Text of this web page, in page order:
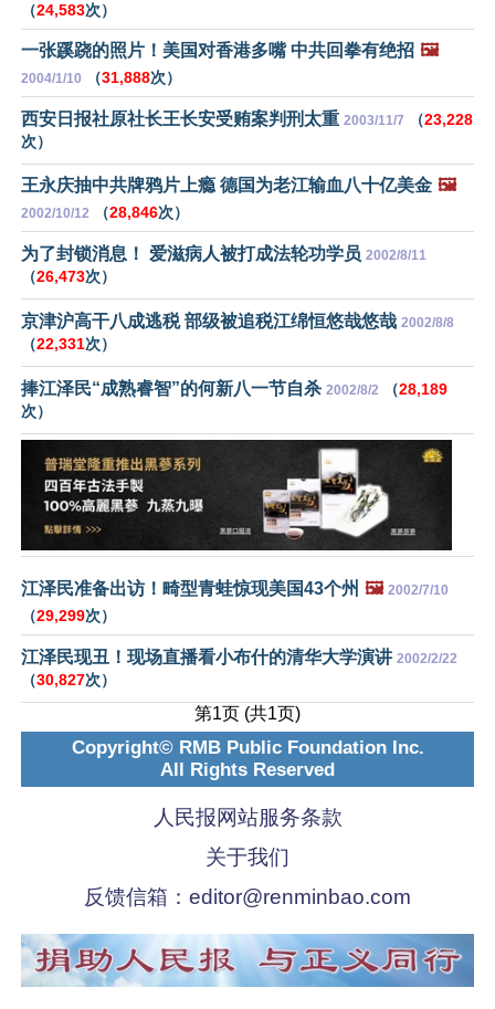
（24,583次）
一张蹊跷的照片！美国对香港多嘴 中共回拳有绝招 🖼️
2004/1/10 （31,888次）
西安日报社原社长王长安受贿案判刑太重 2003/11/7 （23,228
次）
王永庆抽中共牌鸦片上瘾 德国为老江输血八十亿美金 🖼️
2002/10/12 （28,846次）
为了封锁消息！ 爱滋病人被打成法轮功学员 2002/8/11
（26,473次）
京津沪高干八成逃税 部级被追税江绵恒悠哉悠哉 2002/8/8
（22,331次）
捧江泽民“成熟睿智”的何新八一节自杀 2002/8/2 （28,189
次）
江泽民准备出访！畸型青蛙惊现美国43个州 🖼️ 2002/7/10
（29,299次）
江泽民现丑！现场直播看小布什的清华大学演讲 2002/2/22
（30,827次）
第1页 (共1页)
Copyright© RMB Public Foundation Inc.
All Rights Reserved
人民报网站服务条款
关于我们
反馈信箱： editor@renminbao.com